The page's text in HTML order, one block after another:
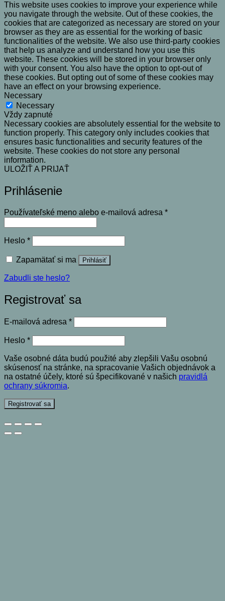
This website uses cookies to improve your experience while
you navigate through the website. Out of these cookies, the
cookies that are categorized as necessary are stored on your
browser as they are as essential for the working of basic
functionalities of the website. We also use third-party cookies
that help us analyze and understand how you use this
website. These cookies will be stored in your browser only
with your consent. You also have the option to opt-out of
these cookies. But opting out of some of these cookies may
have an effect on your browsing experience.
Necessary
Necessary
Vždy zapnuté
Necessary cookies are absolutely essential for the website to
function properly. This category only includes cookies that
ensures basic functionalities and security features of the
website. These cookies do not store any personal
information.
ULOŽIŤ A PRIJAŤ
Prihlásenie
Používateľské meno alebo e-mailová adresa *Povinné
Heslo *Povinné
Zapamätať si ma Prihlásiť
Zabudli ste heslo?
Registrovať sa
E-mailová adresa *Povinné
Heslo *Povinné
Vaše osobné dáta budú použité aby zlepšili Vašu osobnú
skúsenosť na stránke, na spracovanie Vašich objednávok a
na ostatné účely, ktoré sú špecifikované v našich pravidlá
ochrany súkromia.
Registrovať sa